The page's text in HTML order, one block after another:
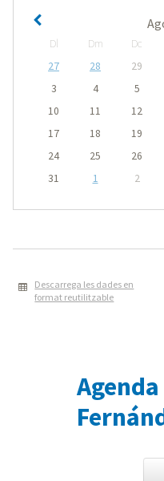
Dl Dm Dc
27
28 29
3
4 5
10
11 12
17
18 19
24
25 26
31
1 2
Descarrega les dades en
format reutilitzable